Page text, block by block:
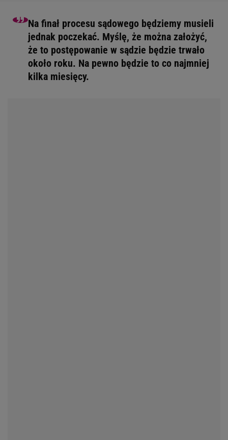
Na finał procesu sądowego będziemy musieli
jednak poczekać. Myślę, że można założyć,
że to postępowanie w sądzie będzie trwało
około roku. Na pewno będzie to co najmniej
kilka miesięcy.